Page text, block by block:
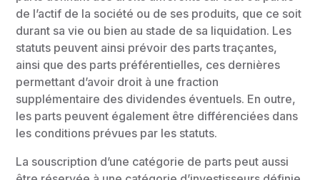
de l’actif de la société ou de ses produits, que ce soit
durant sa vie ou bien au stade de sa liquidation. Les
statuts peuvent ainsi prévoir des parts traçantes,
ainsi que des parts préférentielles, ces dernières
permettant d’avoir droit à une fraction
supplémentaire des dividendes éventuels. En outre,
les parts peuvent également être différenciées dans
les conditions prévues par les statuts.
La souscription d’une catégorie de parts peut aussi